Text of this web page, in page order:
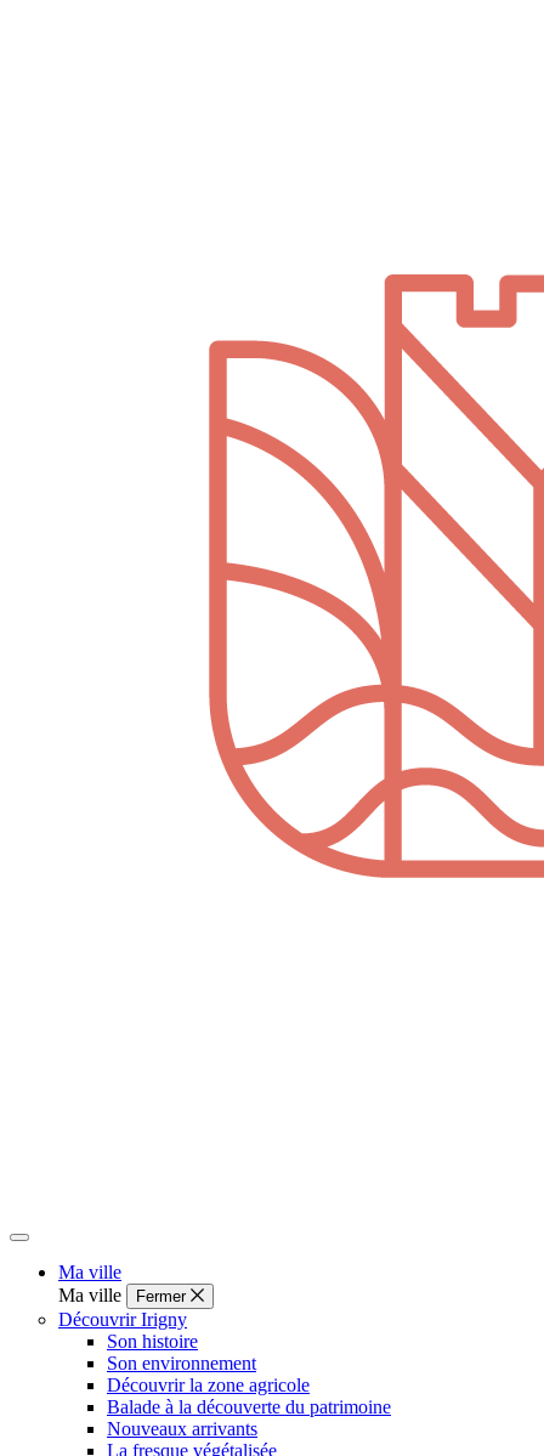
Ma ville
Ma ville
Fermer
Découvrir Irigny
Son histoire
Son environnement
Découvrir la zone agricole
Balade à la découverte du patrimoine
Nouveaux arrivants
La fresque végétalisée